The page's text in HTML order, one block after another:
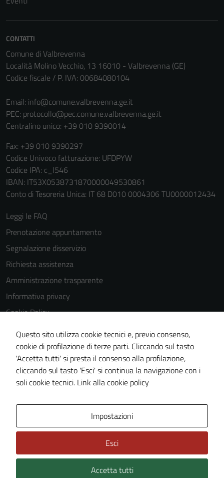
CONTATTI
Comune di Valbrevenna
Località Molino Vecchio, 13 16010 - Valbrevenna (GE)
Codice fiscale / P. IVA: 00684080104
Email: info@comune.valbrevenna.ge.it
PEC: protocollo@pec.comune.valbrevenna.ge.it
Centralino unico: +39 010 9390014
Fax: +39 010 9390297
Codice Univoco fatturazione: UFDPYW
Codice IPA: c_l546
IBAN: IT53X0538731870000049530861
Conto di Tesoreria Unica: IT 68 D010 0004306 TU0000012434
Leggi le FAQ
Prenotazione appuntamento
Segnalazione disservizio
Richiesta assistenza
Amministrazione trasparente
Informativa privacy
Cookie Policy
Note legali
Dichiarazione di accessibilità
Whistleblowing
Piano di miglioramento del sito
Technical Design s.r.l.
Questo sito utilizza cookie tecnici e, previo consenso,
cookie di profilazione di terze parti. Cliccando sul tasto
'Accetta tutti' si presta il consenso alla profilazione,
cliccando sul tasto 'Esci' si continua la navigazione con i
soli cookie tecnici. Link alla cookie policy
Impostazioni
Esci
Accetta tutti
essere
informazioni
personali.
Terze parti
impostati da
una serie di
servizi esterni
(si veda la
Cookie policy
disabilitazione
cookies può
peggiore la
navigazione e
la fruizione
delle
del sito.
In order for
our website